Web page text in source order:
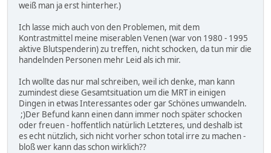
weiß man ja erst hinterher.)
Ich lasse mich auch von den Problemen, mit dem
Kontrastmittel meine miserablen Venen (war von 1980 - 1995
aktive Blutspenderin) zu treffen, nicht schocken, da tun mir die
handelnden Personen mehr Leid als ich mir.
Ich wollte das nur mal schreiben, weil ich denke, man kann
zumindest diese Gesamtsituation um die MRT in einigen
Dingen in etwas Interessantes oder gar Schönes umwandeln.
;)Der Befund kann einen dann immer noch später schocken
oder freuen - hoffentlich natürlich Letzteres, und deshalb ist
es echt nützlich, sich nicht vorher schon total irre zu machen -
bloß wer kann das schon wirklich??